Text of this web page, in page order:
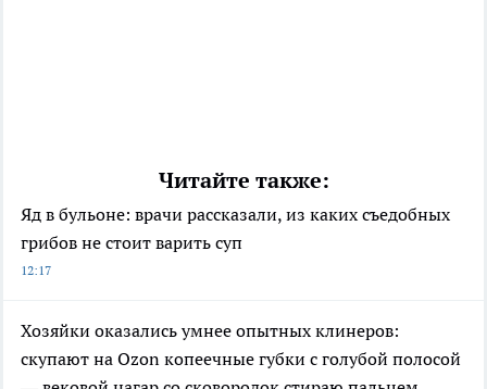
Читайте также:
Яд в бульоне: врачи рассказали, из каких съедобных
грибов не стоит варить суп
12:17
Хозяйки оказались умнее опытных клинеров:
скупают на Ozon копеечные губки с голубой полосой